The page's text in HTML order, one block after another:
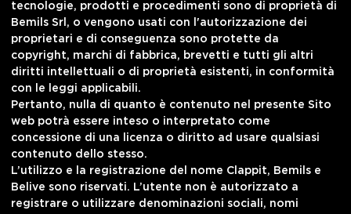
tecnologie, prodotti e procedimenti sono di proprietà di
Bemils Srl, o vengono usati con l'autorizzazione dei
proprietari e di conseguenza sono protette da
copyright, marchi di fabbrica, brevetti e tutti gli altri
diritti intellettuali o di proprietà esistenti, in conformità
con le leggi applicabili.
Pertanto, nulla di quanto è contenuto nel presente Sito
web potrà essere inteso o interpretato come
concessione di una licenza o diritto ad usare qualsiasi
contenuto dello stesso.
L’utilizzo e la registrazione del nome Clappit, Bemils e
Belive sono riservati. L’utente non è autorizzato a
registrare o utilizzare denominazioni sociali, nomi